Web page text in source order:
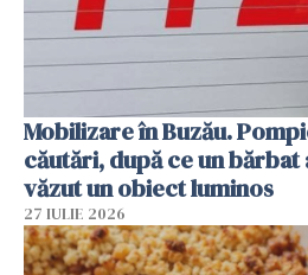
Mobilizare în Buzău.
căutări, după ce un bărbat
văzut un obiect luminos
27 IULIE 2026